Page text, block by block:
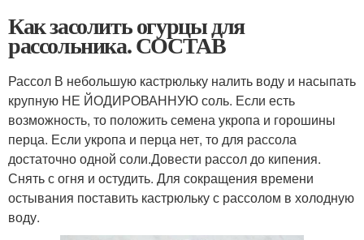
Как засолить огурцы для
рассольника. СОСТАВ
Рассол В небольшую кастрюльку налить воду и насыпать
крупную НЕ ЙОДИРОВАННУЮ соль. Если есть
возможность, то положить семена укропа и горошины
перца. Если укропа и перца нет, то для рассола
достаточно одной соли.Довести рассол до кипения.
Снять с огня и остудить. Для сокращения времени
остывания поставить кастрюльку с рассолом в холодную
воду.